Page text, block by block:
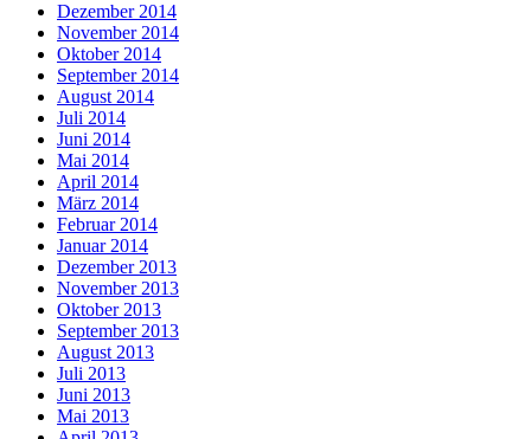
Dezember 2014
November 2014
Oktober 2014
September 2014
August 2014
Juli 2014
Juni 2014
Mai 2014
April 2014
März 2014
Februar 2014
Januar 2014
Dezember 2013
November 2013
Oktober 2013
September 2013
August 2013
Juli 2013
Juni 2013
Mai 2013